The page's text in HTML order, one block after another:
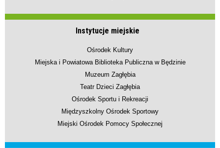
Instytucje miejskie
Ośrodek Kultury
Miejska i Powiatowa Biblioteka Publiczna w Będzinie
Muzeum Zagłębia
Teatr Dzieci Zagłębia
Ośrodek Sportu i Rekreacji
Międzyszkolny Ośrodek Sportowy
Miejski Ośrodek Pomocy Społecznej